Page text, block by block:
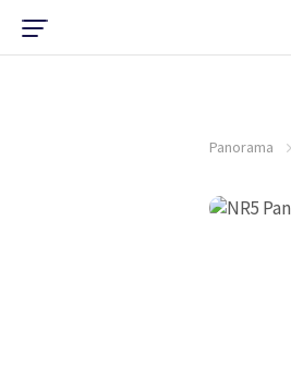
Panorama